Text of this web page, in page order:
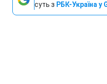
суть з РБК-Україна у